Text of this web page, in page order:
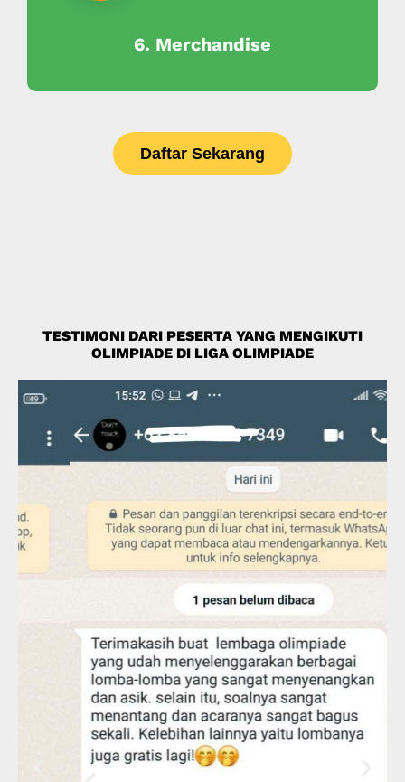
6. Merchandise
Daftar Sekarang
TESTIMONI DARI PESERTA YANG MENGIKUTI
OLIMPIADE DI LIGA OLIMPIADE